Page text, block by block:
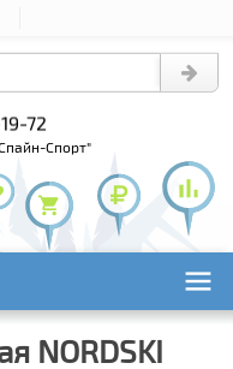
72
Спорт"
NORDSKI